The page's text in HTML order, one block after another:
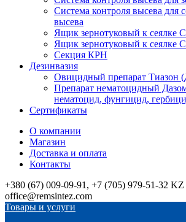
Система контроля высева для
высева
Ящик зернотуковый к сеялке
Ящик зернотуковый к сеялке
Секция КРН
Дезинвазия
Овицидный препарат Тиазон
Препарат нематоцидный
нематоцид, фунгицид,
Сертификаты
О компании
Магазин
Доставка и оплата
Контакты
+380 (67) 009-09-91, +7 (705) 979-51-32 KZ
office@remsintez.com
Товары и услуги